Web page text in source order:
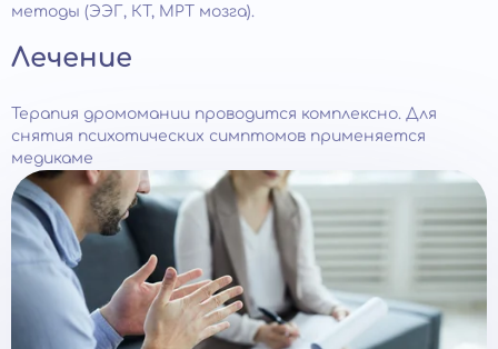
методы (ЭЭГ, КТ, МРТ мозга).
Лечение
Терапия дромомании проводится комплексно. Для
снятия психотических симптомов применяется
медикаме